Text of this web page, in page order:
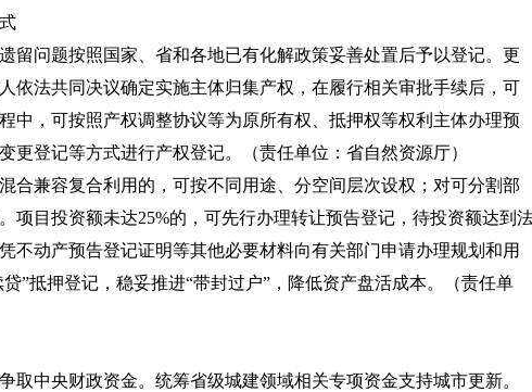
留问题按照国家、省和各地已有化解政策妥善处置后予以登记。更
依法共同决议确定实施主体归集产权，在履行相关审批手续后，可
中，可按照产权调整协议等为原所有权、抵押权等权利主体办理预
更登记等方式进行产权登记。
（责任单位：省自然资源厅）
合兼容复合利用的，可按不同用途、分空间层次设权；对可分割部
项目投资额未达25%的，可先行办理转让预告登记，待投资额达到
不动产预告登记证明等其他必要材料向有关部门申请办理规划和用
”抵押登记，稳妥推进“带封过户”，降低资产盘活成本。
（责任单
取中央财政资金。统筹省级城建领域相关专项资金支持城市更新。